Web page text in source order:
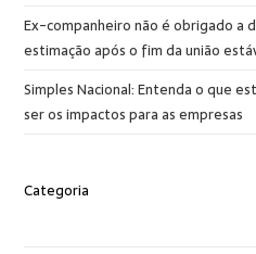
Ex-companheiro não é obrigado a
estimação após o fim da união
Simples Nacional: Entenda o que
ser os impactos para as empresas
Categoria